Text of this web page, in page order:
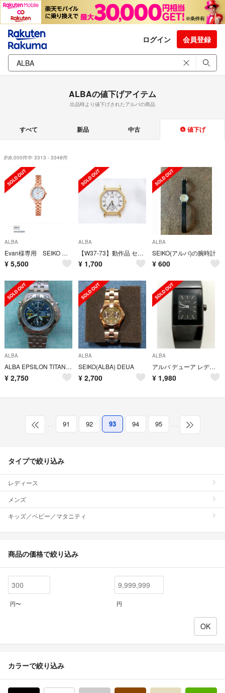
ログイン 会員登録
ALBAの値下げアイテム
出品時より値下げされたアルバの商品
すべて 新品 中古 値下げ
約8,000件中 3313 - 3348件
ALBA
Evan様専用 SEIKO アンジェーヌ レディースウォッチ
¥ 5,500
ALBA
【W37-73】動作品 セイコー アルバ スモールセコンド 腕時計 フェイスのみ
¥ 1,700
ALBA
SEIKO(アルバ)の腕時計
¥ 600
ALBA
ALBA EPSILON TITANIUMクロノグラフ 動作品 平成12年頃
¥ 2,750
ALBA
SEIKO(ALBA) DEUA
¥ 2,700
ALBA
アルバ デューア レディース ウォッチ
¥ 1,980
… 91 92 93 94 95 …
タイプで絞り込み
レディース
メンズ
キッズ／ベビー／マタニティ
商品の価格で絞り込み
円〜 円
カラーで絞り込み